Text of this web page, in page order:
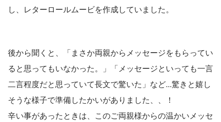
し、レターロールムービを作成していました。
後から聞くと、「まさか両親からメッセージをもらってい
ると思ってもいなかった。」「メッセージといっても一言
二言程度だと思っていて長文で驚いた」など...驚きと嬉し
そうな様子で準備したかいがありました、、！
辛い事があったときは、このご両親様からの温かいメッセ